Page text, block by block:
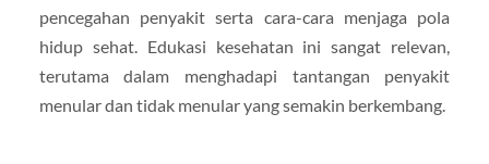
pencegahan penyakit serta cara-cara menjaga pola
hidup sehat. Edukasi kesehatan ini sangat relevan,
terutama dalam menghadapi tantangan penyakit
menular dan tidak menular yang semakin berkembang.